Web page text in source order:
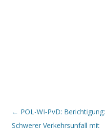
Beitrags-Navigation
← POL-WI-PvD: Berichtigung:
Schwerer Verkehrsunfall mit